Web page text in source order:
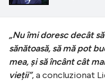
„Nu îmi doresc decât
sănătoasă, să mă pot
mea, și să încânt cât
vieții”, a concluzionat